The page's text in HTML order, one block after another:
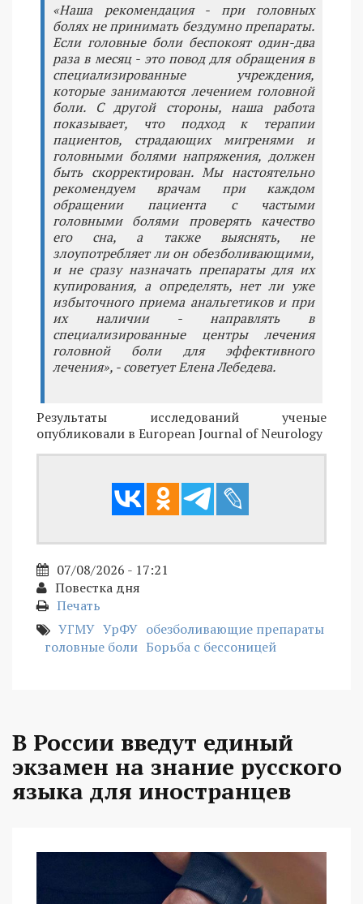
«Наша рекомендация - при головных
болях не принимать бездумно препараты.
Если головные боли беспокоят один-два
раза в месяц - это повод для обращения в
специализированные учреждения,
которые занимаются лечением головной
боли. С другой стороны, наша работа
показывает, что подход к терапии
пациентов, страдающих мигренями и
головными болями напряжения, должен
быть скорректирован. Мы настоятельно
рекомендуем врачам при каждом
обращении пациента с частыми
головными болями проверять качество
его сна, а также выяснять, не
злоупотребляет ли он обезболивающими,
и не сразу назначать препараты для их
купирования, а определять, нет ли уже
избыточного приема анальгетиков и при
их наличии - направлять в
специализированные центры лечения
головной боли для эффективного
лечения», - советует Елена Лебедева.
Результаты исследований ученые
опубликовали в European Journal of Neurology
07/08/2026 - 17:21
Повестка дня
Печать
УГМУ УрФУ обезболивающие препараты
головные боли Борьба с бессоницей
В России введут единый
экзамен на знание русского
языка для иностранцев